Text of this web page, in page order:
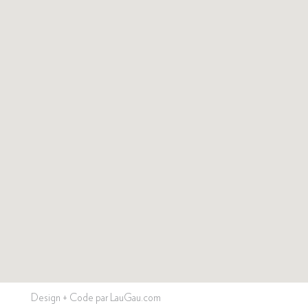
Design + Code par LauGau.com